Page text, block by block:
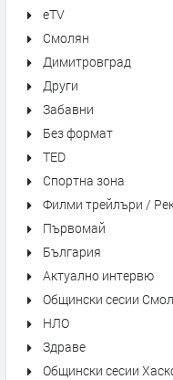
eTV
Смолян
Димитровград
Други
Забавни
Без формат
TED
Спортна зона
Филми трейлъри /
Първомай
България
Актуално интервю
Общински сесии
НЛО
Здраве
Общински сесии